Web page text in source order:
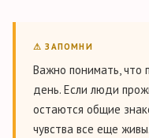
⚠ ЗАПОМНИ
Важно понимать, что
день. Если люди
остаются общие
чувства все еще живы.